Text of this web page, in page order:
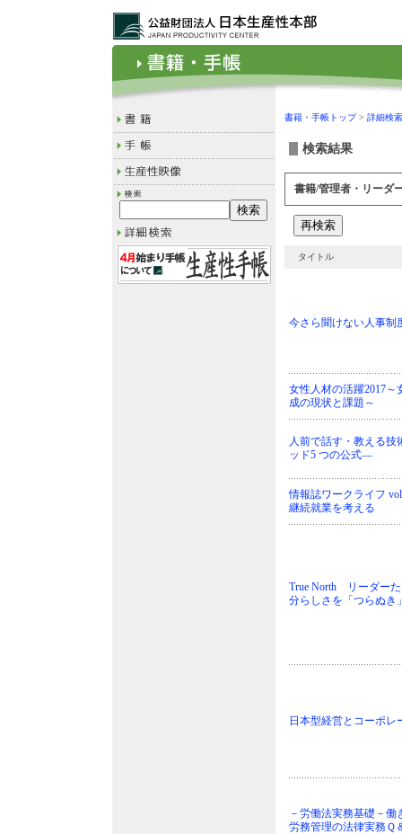
書籍・手帳トップ> 詳細検索
検索結果
書籍/管理者・リーダ
タイトル
今さら聞けない人事制
女性人材の活躍2017～
成の現状と課題～
人前で話す・教える
ッド5 つの公式―
情報誌ワークライフ
継続就業を考える
True North リーダー
分らしさを「つらぬ
日本型経営とコーポレ
－労働法実務基礎－働
労務管理の法律実務Ｑ